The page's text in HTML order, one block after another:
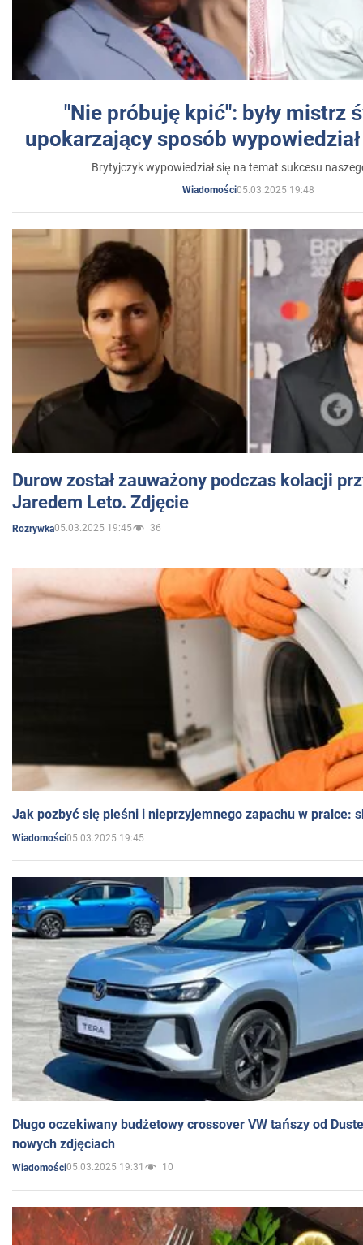
"Nie próbuję kpić": były mistrz
upokarzający sposób
Brytyjczyk wypowiedział się na temat sukcesu
Wiadomości05.03.2025 19:48
Durow został zauważony podczas kolacji
Jaredem Leto. Zdjęcie
Rozrywka05.03.2025 19:45 36
Jak pozbyć się pleśni i nieprzyjemnego zapachu w pralce:
Wiadomości05.03.2025 19:45
Długo oczekiwany budżetowy crossover VW tańszy od
nowych zdjęciach
Wiadomości05.03.2025 19:31 10